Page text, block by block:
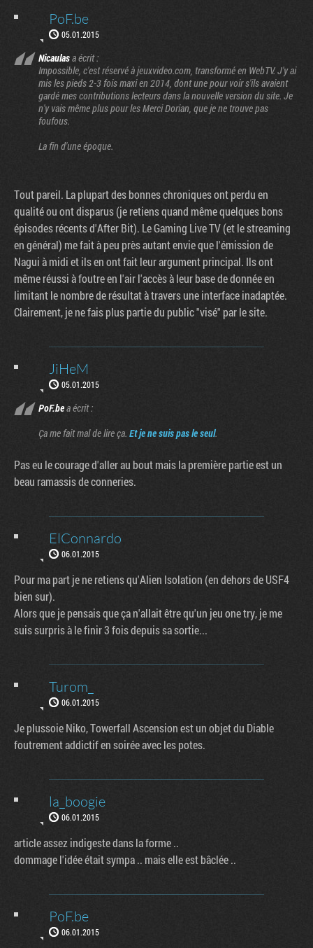
PoF.be
05.01.2015
Nicaulasa écrit :
Impossible, c'est réservé à jeuxvideo.com, transformé en WebTV. J'y ai
mis les pieds 2-3 fois maxi en 2014, dont une pour voir s'ils avaient
gardé mes contributions lecteurs dans la nouvelle version du site. Je
n'y vais même plus pour les Merci Dorian, que je ne trouve pas
foufous.
La fin d'une époque.
Tout pareil. La plupart des bonnes chroniques ont perdu en
qualité ou ont disparus (je retiens quand même quelques bons
épisodes récents d'After Bit). Le Gaming Live TV (et le streaming
en général) me fait à peu près autant envie que l'émission de
Nagui à midi et ils en ont fait leur argument principal. Ils ont
même réussi à foutre en l'air l'accès à leur base de donnée en
limitant le nombre de résultat à travers une interface inadaptée.
Clairement, je ne fais plus partie du public "visé" par le site.
JiHeM
05.01.2015
PoF.bea écrit :
Ça me fait mal de lire ça. Et je ne suis pas le seul.
Pas eu le courage d'aller au bout mais la première partie est un
beau ramassis de conneries.
ElConnardo
06.01.2015
Pour ma part je ne retiens qu'Alien Isolation (en dehors de USF4
bien sur).
Alors que je pensais que ça n'allait être qu'un jeu one try, je me
suis surpris à le finir 3 fois depuis sa sortie...
Turom_
06.01.2015
Je plussoie Niko, Towerfall Ascension est un objet du Diable
foutrement addictif en soirée avec les potes.
la_boogie
06.01.2015
article assez indigeste dans la forme ..
dommage l'idée était sympa .. mais elle est bâclée ..
PoF.be
06.01.2015